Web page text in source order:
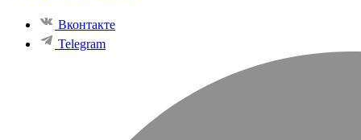
Вконтакте
Telegram